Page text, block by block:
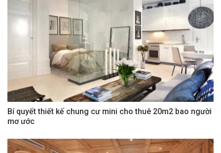
Bí quyết thiết kế chung cư mini cho thuê 20m2 bao người
mơ ước